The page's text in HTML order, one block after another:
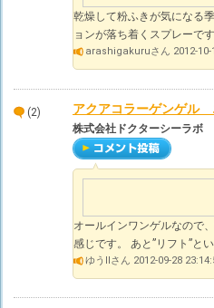
乾燥して粉ふきが気になる
ョンが落ち着くスプレーで
arashigakuruさん 2012-10-
(2) アクアコラーゲンゲル
株式会社ドクターシーラボ
オールインワンゲルなので
感じです。 あと”リフト”とい
ゆうⅡさん 2012-09-28